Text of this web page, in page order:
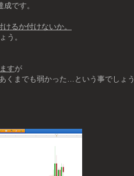
です。
けるか付けないか。
う。
すが
あくまでも弱かった…という事でしょう